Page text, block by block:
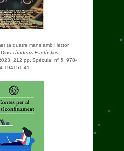
(a quatre mans amb Héctor
Tàndems Fantàstics
212 pp. Spècula, nº 5. 978-
194151-41.